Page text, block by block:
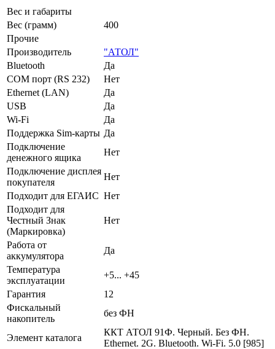
Вес и габариты
Вес (грамм)
400
Прочие
Производитель
"АТОЛ"
Bluetooth
Да
COM порт (RS 232)
Нет
Ethernet (LAN)
Да
USB
Да
Wi-Fi
Да
Поддержка Sim-карты Да
Подключение
денежного ящика
Нет
Подключение дисплея
покупателя
Нет
Подходит для ЕГАИС Нет
Подходит для
Честный Знак
(Маркировка)
Нет
Работа от
аккумулятора
Да
Температура
эксплуатации
+5... +45
Гарантия
12
Фискальный
накопитель
без ФН
Элемент каталога
ККТ АТОЛ 91Ф. Черный. Без ФН.
Ethernet. 2G. Bluetooth. Wi-Fi. 5.0 [985]